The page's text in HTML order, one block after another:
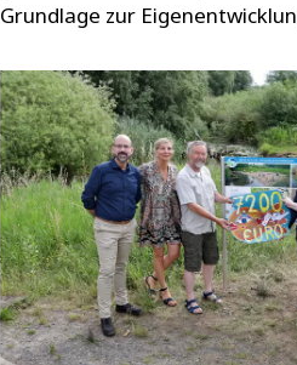
Grundlage zur